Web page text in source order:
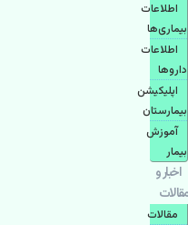
اطلاعات
بیماری‌ها
اطلاعات
دارو‌ها
اپليكيشن
بيمارستان
آموزش
بیمار
اخبار و
مقالات
مقالات